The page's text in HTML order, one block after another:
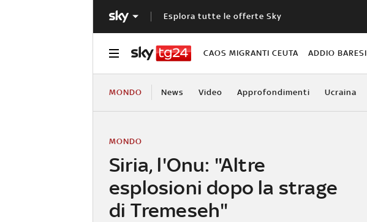
Esplora tutte le offerte Sky
CAOS MIGRANTI CEUTA ADDIO BARESI
MONDO News Video Approfondimenti Ucraina
Siria, l'Onu: "Altre
esplosioni dopo la strage
di Tremeseh"
MONDO